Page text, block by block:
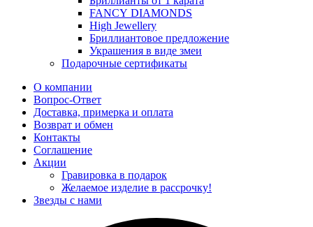
FANCY DIAMONDS
High Jewellery
Бриллиантовое предложение
Украшения в виде змеи
Подарочные сертификаты
О компании
Вопрос-Ответ
Доставка, примерка и оплата
Возврат и обмен
Контакты
Соглашение
Акции
Гравировка в подарок
Желаемое изделие в рассрочку!
Звезды с нами